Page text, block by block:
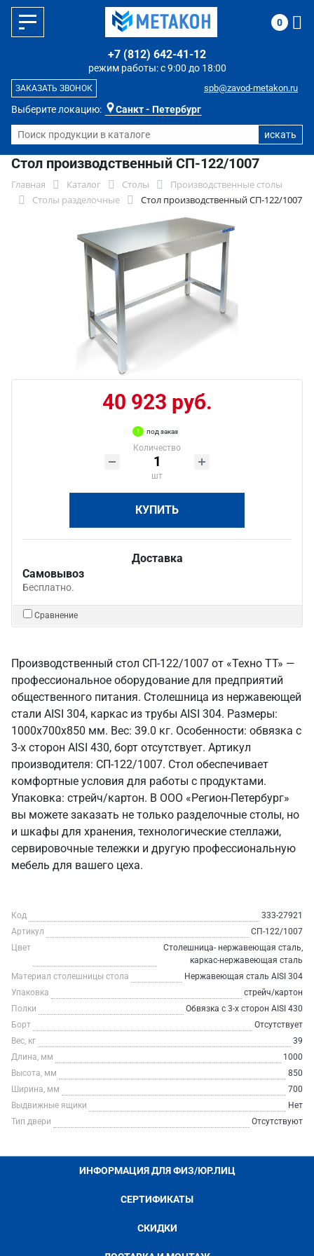
Выберите локацию: Санкт - Петербург
режим работы: с 9:00 до 18:00
+7 (812) 642-41-12
spb@zavod-metakon.ru
ЗАКАЗАТЬ ЗВОНОК
0
Стол производственный СП-122/1007
Главная Каталог Столы
Производственные столы
Столы разделочные
Стол производственный СП-122/1007
40 923 руб.
под заказ
Количество
шт
КУПИТЬ
Доставка
Самовывоз
Бесплатно.
Сравнение
Производственный стол СП-122/1007 от «Техно ТТ» —
профессиональное оборудование для предприятий
общественного питания. Столешница из нержавеющей
стали AISI 304, каркас из трубы AISI 304. Размеры:
1000x700x850 мм. Вес: 39.0 кг. Особенности: обвязка с
3-х сторон AISI 430, борт отсутствует. Артикул
производителя: СП-122/1007. Стол обеспечивает
комфортные условия для работы с продуктами.
Упаковка: стрейч/картон. В ООО «Регион-Петербург»
вы можете заказать не только разделочные столы, но
и шкафы для хранения, технологические стеллажи,
сервировочные тележки и другую профессиональную
мебель для вашего цеха.
Код
333-27921
Артикул
СП-122/1007
Цвет
Столешница- нержавеющая сталь,
каркас-нержавеющая сталь
Материал столешницы стола
Нержавеющая сталь AISI 304
Упаковка
стрейч/картон
Полки
Обвязка с 3-х сторон AISI 430
Борт
Отсутствует
Вес, кг
39
Длина, мм
1000
Высота, мм
850
Ширина, мм
700
Выдвижные ящики
Нет
Тип двери
Отсутствуют
ИНФОРМАЦИЯ ДЛЯ ФИЗ/ЮР.ЛИЦ
СЕРТИФИКАТЫ
СКИДКИ